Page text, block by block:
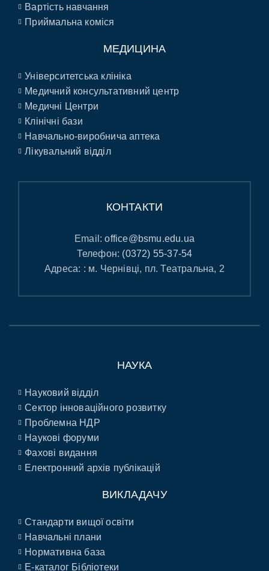
Вартість навчання
Приймальна коміся
МЕДИЦИНА
Університетська клініка
Медичний консультативний центр
Медичні Центри
Клінічні бази
Навчально-виробнича аптека
Лікувальний відділ
КОНТАКТИ
Email:office@bsmu.edu.ua
Телефон: (0372) 55-37-54
Адреса: : м. Чернівці, пл. Театральна, 2
НАУКА
Науковий відділ
Сектор інноваційного розвитку
Проблемна НДР
Наукові форуми
Фахові видання
Електронний архів публікацій
ВИКЛАДАЧУ
Стандарти вищої освіти
Навчальні плани
Нормативна база
E-каталог Бібліотеки